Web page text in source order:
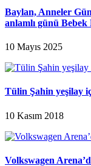
Baylan, Anneler
anlamlı günü
10 Mayıs 2025
Tülin Şahin yeşilay
10 Kasım 2018
Volkswagen